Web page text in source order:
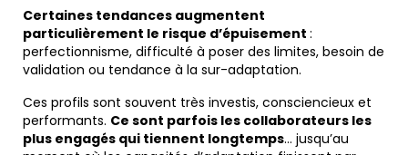
Certaines tendances augmentent
particulièrement le risque d’épuisement :
perfectionnisme, difficulté à poser des limites, besoin de
validation ou tendance à la sur-adaptation.
Ces profils sont souvent très investis, consciencieux et
performants. Ce sont parfois les collaborateurs les
plus engagés qui tiennent longtemps… jusqu’au